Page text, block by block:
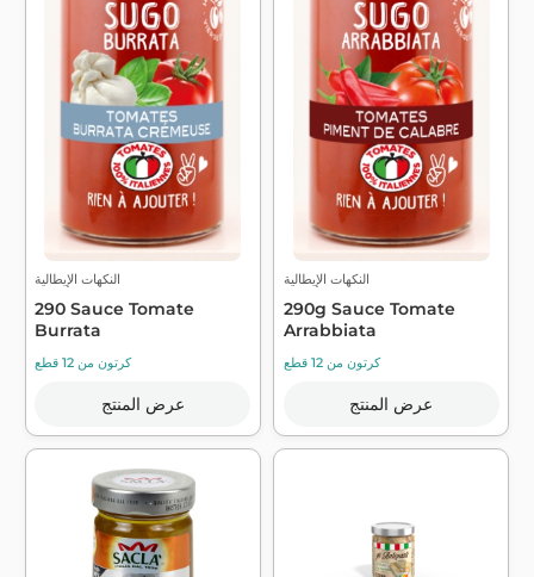
النكهات الإيطالية
290 Sauce Tomate
Burrata
كرتون من 12 قطع
عرض المنتج
النكهات الإيطالية
290g Sauce Tomate
Arrabbiata
كرتون من 12 قطع
عرض المنتج